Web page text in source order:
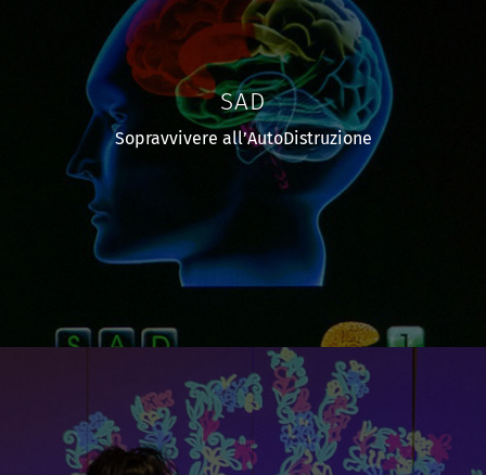
SAD
Sopravvivere all’AutoDistruzione